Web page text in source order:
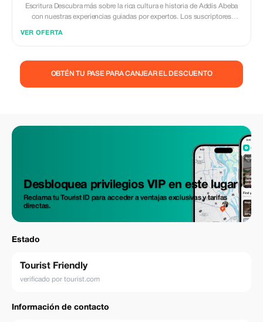
Escritura Descubra más sobre la rica cultura e historia de Addis Abeba
con nuestras experiencias guiadas por expertos. Los suscriptores
VER OFERTA
OBTÉN TU PASE PARA CANJEAR EL DESCUENTO
Desbloquea privilegios VIP en este lugar
Reclama tu Tourist ID para acceder a ventajas exclusivas y tarifas
directas.
Estado
Tourist Friendly
verificado por tourist.com
Información de contacto